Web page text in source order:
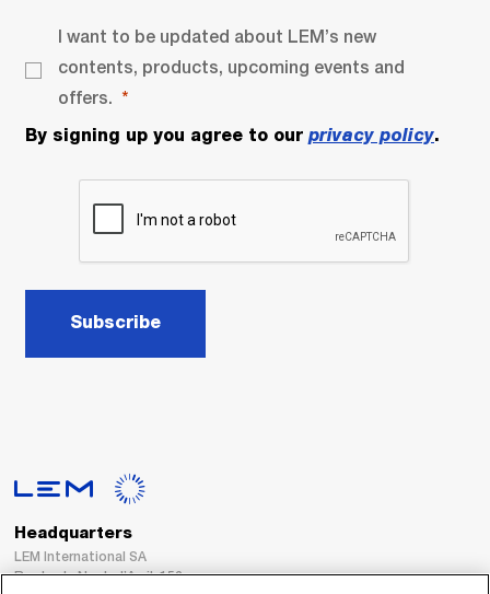
I want to be updated about LEM’s new
contents, products, upcoming events and
offers.
By signing up you agree to our privacy policy.
Subscribe
Headquarters
LEM International SA
Route du Nant-d’Avril, 152